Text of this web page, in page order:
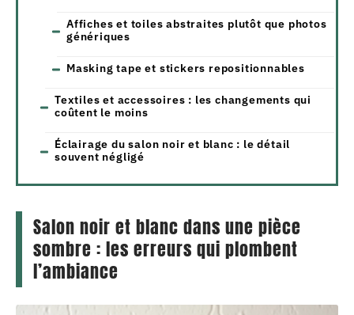
Affiches et toiles abstraites plutôt que photos
génériques
Masking tape et stickers repositionnables
Textiles et accessoires : les changements qui
coûtent le moins
Éclairage du salon noir et blanc : le détail
souvent négligé
Salon noir et blanc dans une pièce
sombre : les erreurs qui plombent
l’ambiance